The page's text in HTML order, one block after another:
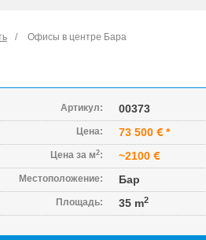
Офисы в центре Бара
Артикул: 00373
Цена: 73 500 *
Цена за м2: ~2100
Местоположение: Бар
Площадь: 35 m2